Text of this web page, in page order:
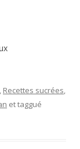
, Recettes sucrées,
et taggué